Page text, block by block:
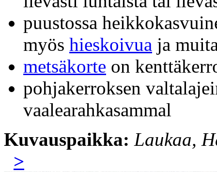
puustossa
myös hieskoivua ja
metsäkorte on
pohjakerroksen
vaalearahkasammal
Kuvauspaikka: Laukaa,
>